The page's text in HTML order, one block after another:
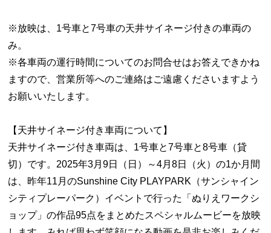
※放映は、1号車と7号車の天井サイネージ付きの車両の
み。
※各車両の運行時間についてのお問合せはお答えできかね
ますので、営業所等へのご連絡はご遠慮くださいますよう
お願いいたします。
【天井サイネージ付き車両について】
天井サイネージ付き車両は、1号車と7号車と8号車（貸
切）です。2025年3月9日（日）～4月8日（火）の1か月間
は、昨年11月のSunshine City PLAYPARK（サンシャイン
シティプレーパーク）イベントで行った「ぬりえワークシ
ョップ」の作品95点をまとめたスペシャルムービーを放映